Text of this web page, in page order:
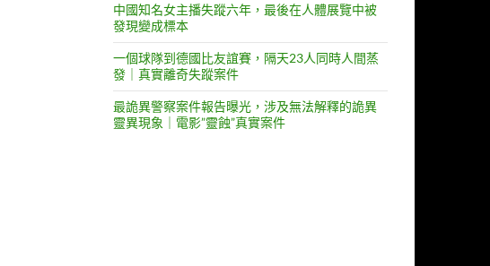
中國知名女主播失蹤六年，最後在人體展覽中被
發現變成標本
一個球隊到德國比友誼賽，隔天23人同時人間蒸
發｜真實離奇失蹤案件
最詭異警察案件報告曝光，涉及無法解釋的詭異
靈異現象｜電影”靈蝕”真實案件